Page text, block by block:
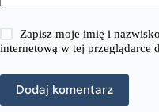
Zapisz moje imię i
internetową w tej przeglądarce
Dodaj komentarz